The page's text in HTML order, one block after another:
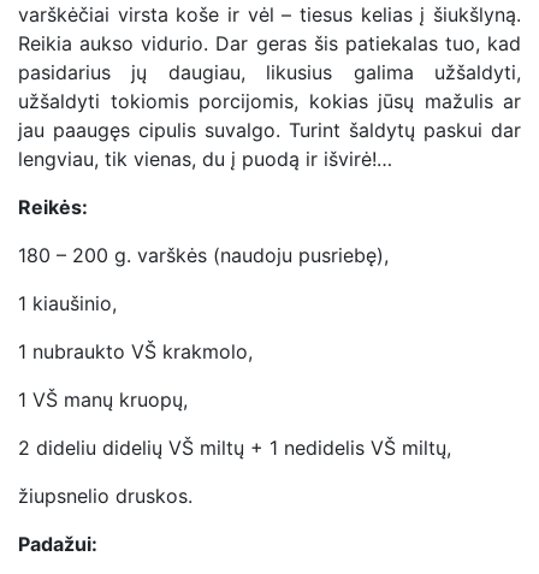
varškėčiai virsta koše ir vėl – tiesus kelias į šiukšlyną.
Reikia aukso vidurio. Dar geras šis patiekalas tuo, kad
pasidarius jų daugiau, likusius galima užšaldyti,
užšaldyti tokiomis porcijomis, kokias jūsų mažulis ar
jau paaugęs cipulis suvalgo. Turint šaldytų paskui dar
lengviau, tik vienas, du į puodą ir išvirė!…
Reikės:
180 – 200 g. varškės (naudoju pusriebę),
1 kiaušinio,
1 nubraukto VŠ krakmolo,
1 VŠ manų kruopų,
2 dideliu didelių VŠ miltų + 1 nedidelis VŠ miltų,
žiupsnelio druskos.
Padažui: